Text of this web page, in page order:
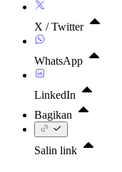
X / Twitter
WhatsApp
LinkedIn
Bagikan
Salin link